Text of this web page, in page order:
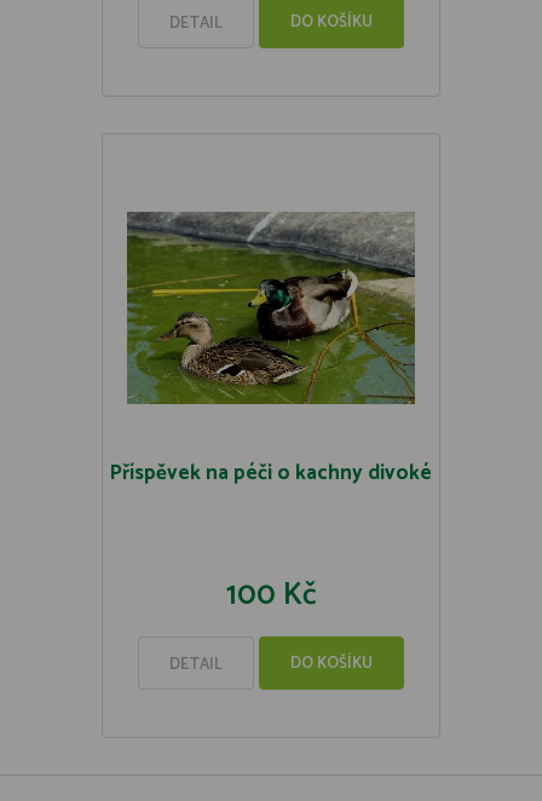
DETAIL DO KOŠÍKU
Příspěvek na péči o kachny divoké
100 Kč
DETAIL DO KOŠÍKU